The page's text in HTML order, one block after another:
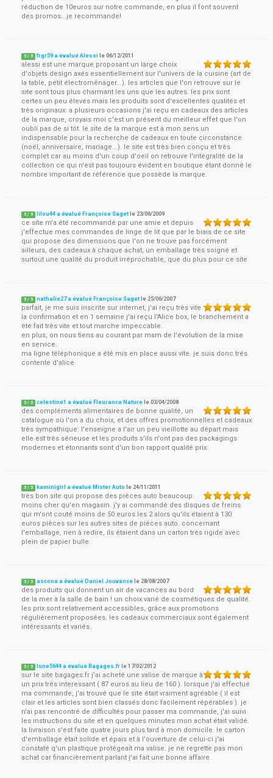
réduction de 10euros sur notre commande, en plus il font souvent
des promos...je recommande!
5 / 5 frgr59 a évalué Alessi le06/12/2011
alessi est une marque proposant un large choix
d'objets design axés essentiellement sur l'univers de la cuisine (art de
la table, petit électroménager...). les articles que l'on retrouve sur le
site sont tous plus charmant les uns que les autres. les prix sont
certes un peu élevés mais les produits sont d'excellentes qualités et
très originaux. a plusieurs occasions j'ai reçu en cadeaux des articles
de la marque, croyais moi c'est un présent du meilleur effet que l'on
oubli pas de si tôt. le site de la marque est à mon sens un
indispensable pour la recherche de cadeaux en toute circonstance
(noël, anniversaire, mariage...). le site est très bien conçu et très
complet car au moins d'un coup d'oeil on retrouve l'intégralité de la
collection ce qui n'est pas toujours évident en boutique étant donné le
nombre important de référence que possède la marque.
5 / 5 lilou44 a évalué Françoise Saget le 23/06/2009
ce site m'a été recommandé par une amie et depuis
j'effectue mes commandes de linge de lit que par le biais de ce site
qui propose des dimensions que l'on ne trouve pas forcément
ailleurs, des cadeaux à chaque achat, un emballage très soigné et
surtout une qualité du produit irréprochable, que du plus pour ce site
5 / 5 nathalie27 a évalué Françoise Saget le 25/06/2007
parfait, je me suis inscrite sur internet, j'ai reçu très vite
la confirmation et en 1 semaine j'ai reçu l'Alice box, le branchement a
été fait très vite et tout marche impeccable.
en plus, on nous tiens au courant par msm de l'évolution de la mise
en service.
ma ligne téléphonique a été mis en place aussi vite. je suis donc trés
contente d'alice.
5 / 5 celestine1 a évalué Fleurance Nature le03/04/2008
des compléments alimentaires de bonne qualité, un
catalogue où l'on a du choix, et des offres promotionnelles et cadeaux
très sympathique: l'enseigne a l'air un peu vieillotte au départ mais
elle est très sérieuse et les produits s'ils n'ont pas des packagings
modernes et étonnants sont d'un bon rapport qualité prix.
5 / 5 kaminigirl a évalué Mister Auto le 24/11/2011
très bon site qui propose des pièces auto beaucoup
moins cher qu'en magasin. j'y ai commandé des disques de freins
qui m'ont couté moins de 50 euros les 2 alors qu'ils étaient à 130
euros pièces sur les autres sites de pièces auto. concernant
l'emballage, rien à redire, ils étaient dans un carton très rigide avec
plein de papier bulle.
5 / 5 ascona a évalué Daniel Jouvance le 28/08/2007
des produits qui donnent un air de vacances au bord
de la mer à la salle de bain ! un choix varié de cosmétiques de qualité.
les prix sont relativement accessibles, grâce aux promotions
régulièrement proposées. les cadeaux commerciaux sont également
intéressants et variés.
5 / 5 lune5644 a évalué Bagages.fr le17/02/2012
sur le site bagages.fr j'ai acheté une valise de marque à
un prix très interessant ( 87 euros au lieu de 160 ). lorsque j'ai effectué
ma commande, j'ai trouvé que le site était vraiment agréable ( il est
clair et les articles sont bien classés donc facilement répérables ). je
n'ai pas rencontré de difficultés pour passer ma commande, j'ai suivi
les instructions du site et en quelques minutes mon achat était validé.
la livraison s'est faite quatre jours plus tard à mon domicile. le carton
d'emballage était solide et épais et à l'ouverture de celui-ci j'ai
constaté q'un plastique protégeait ma valise. je ne regrette pas mon
achat car financièrement parlant j'ai fait une bonne affaire.